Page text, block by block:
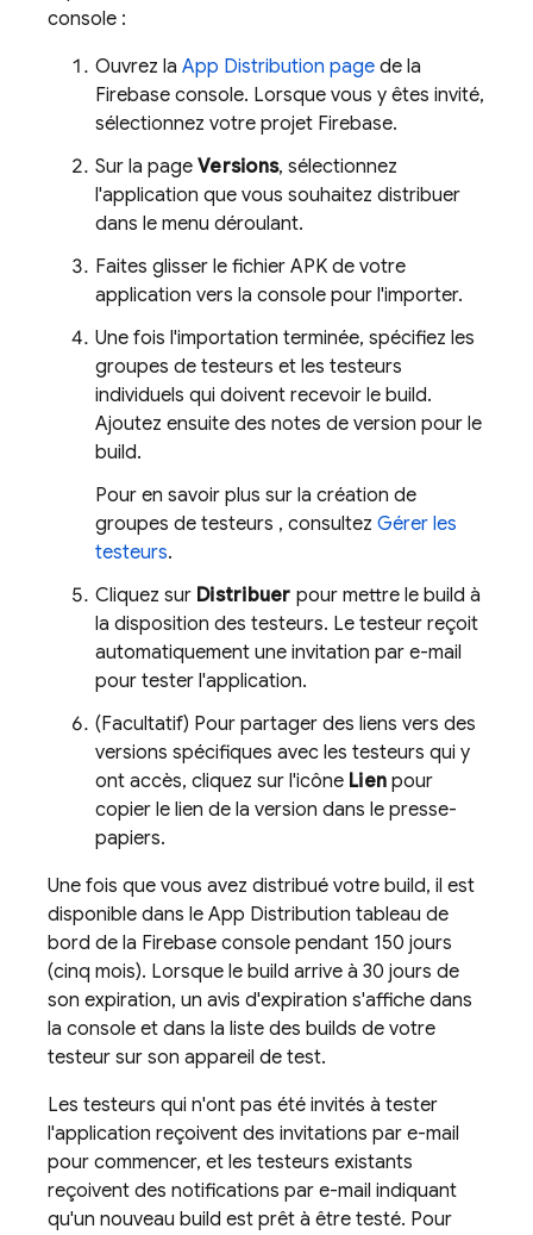
console :
Ouvrez la App Distribution page de la
Firebase console. Lorsque vous y êtes invité,
sélectionnez votre projet Firebase.
Sur la page Versions, sélectionnez
l'application que vous souhaitez distribuer
dans le menu déroulant.
Faites glisser le fichier APK de votre
application vers la console pour l'importer.
Une fois l'importation terminée, spécifiez les
groupes de testeurs et les testeurs
individuels qui doivent recevoir le build.
Ajoutez ensuite des notes de version pour le
build.
Pour en savoir plus sur la création de
groupes de testeurs , consultez Gérer les
testeurs.
Cliquez sur Distribuer pour mettre le build à
la disposition des testeurs. Le testeur reçoit
automatiquement une invitation par e-mail
pour tester l'application.
(Facultatif) Pour partager des liens vers des
versions spécifiques avec les testeurs qui y
ont accès, cliquez sur l'icône Lien pour
copier le lien de la version dans le presse-
papiers.
Une fois que vous avez distribué votre build, il est
disponible dans le App Distribution tableau de
bord de la Firebase console pendant 150 jours
(cinq mois). Lorsque le build arrive à 30 jours de
son expiration, un avis d'expiration s'affiche dans
la console et dans la liste des builds de votre
testeur sur son appareil de test.
Les testeurs qui n'ont pas été invités à tester
l'application reçoivent des invitations par e-mail
pour commencer, et les testeurs existants
reçoivent des notifications par e-mail indiquant
qu'un nouveau build est prêt à être testé. Pour